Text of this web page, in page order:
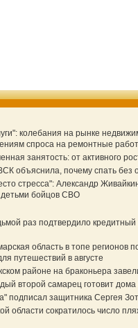
колебания на рынке
спроса на ремонтные
занятость: от активного
объяснила, почему спать без
стресса": Александр
бойцов СВО
раз подтвердило
область в топе регионов
путешествий в августе
районе на браконьера
второй самарец готовит
подписал защитника Сергея
области сократилось число